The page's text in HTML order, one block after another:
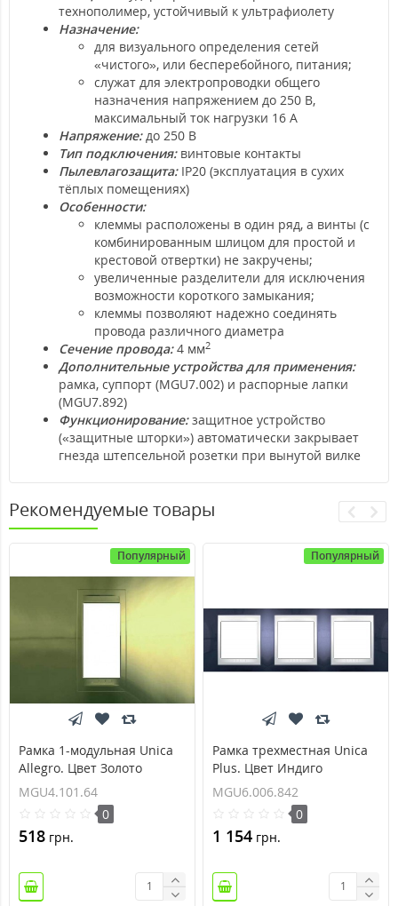
технополимер, устойчивый к ультрафиолету
Назначение:
для визуального определения сетей
«чистого», или бесперебойного, питания;
служат для электропроводки общего
назначения напряжением до 250 В,
максимальный ток нагрузки 16 А
Напряжение:до 250 В
Тип подключения:винтовые контакты
Пылевлагозащита:IP20 (эксплуатация в сухих
тёплых помещениях)
Особенности:
клеммы расположены в один ряд, а винты (с
комбинированным шлицом для простой и
крестовой отвертки) не закручены;
увеличенные разделители для исключения
возможности короткого замыкания;
клеммы позволяют надежно соединять
провода различного диаметра
Сечение провода:4 мм2
Дополнительные устройства для применения:
рамка, суппорт (MGU7.002) и распорные лапки
(MGU7.892)
Функционирование:защитное устройство
(«защитные шторки») автоматически закрывает
гнезда штепсельной розетки при вынутой вилке
Рекомендуемые товары
Популярный
Рамка 1-модульная Unica
Allegro. Цвет Золото
MGU4.101.64
MGU4.101.64
0
518 грн.
Популярный
Рамка трехместная Unica
Plus. Цвет Индиго
MGU6.006.842
MGU6.006.842
0
1 154 грн.